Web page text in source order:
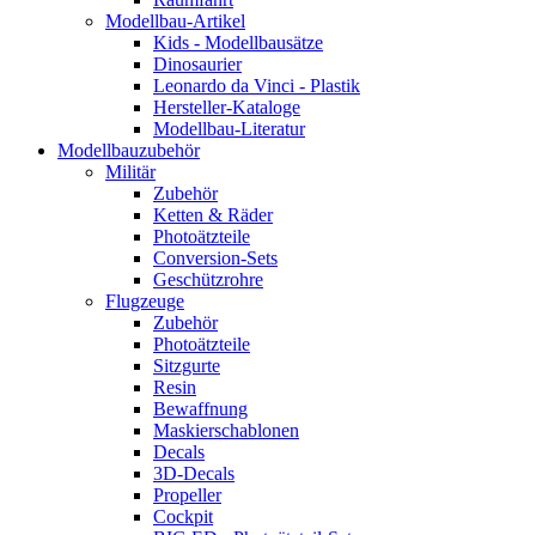
Modellbau-Artikel
Kids - Modellbausätze
Dinosaurier
Leonardo da Vinci - Plastik
Hersteller-Kataloge
Modellbau-Literatur
Modellbauzubehör
Militär
Zubehör
Ketten & Räder
Photoätzteile
Conversion-Sets
Geschützrohre
Flugzeuge
Zubehör
Photoätzteile
Sitzgurte
Resin
Bewaffnung
Maskierschablonen
Decals
3D-Decals
Propeller
Cockpit